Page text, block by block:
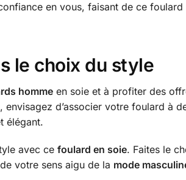
en vous, faisant de ce
le choix du style
hommeen soie et à profiter des
d’associer votre foulard à
élégant.
avec ce foulard en soie. Faites le
votre sens aigu de la mode